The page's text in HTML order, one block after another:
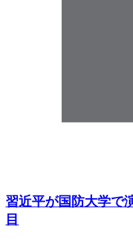
習近平が国防大学
目